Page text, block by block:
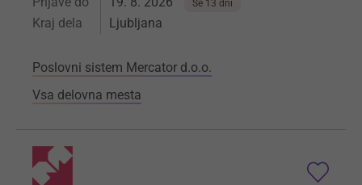
Še 13 dni
Kraj dela Ljubljana
Poslovni sistem Mercator d.o.o.
Vsa delovna mesta